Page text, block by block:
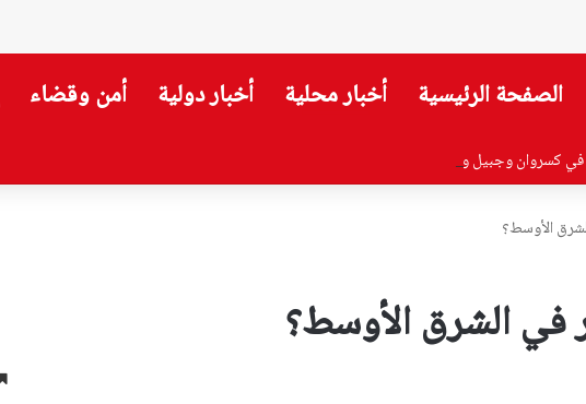
الصفحة الرئيسية أخبار محلية أخبار دولية أمن وقضاء
كسروان وجبيل والمختارة”… نزع السلاح يبدأ من هنا!
الأوسط؟
في الشرق الأوسط؟